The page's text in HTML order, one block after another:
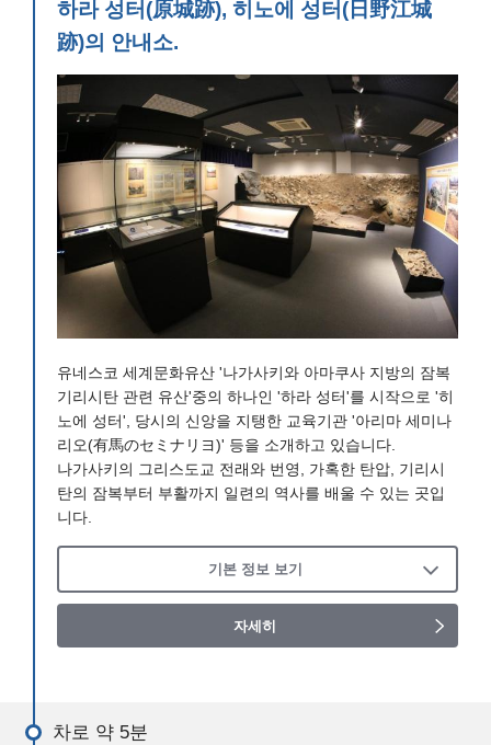
하라 성터(原城跡), 히노에 성터(日野江城
跡)의 안내소.
유네스코 세계문화유산 '나가사키와 아마쿠사 지방의 잠복
기리시탄 관련 유산'중의 하나인 '하라 성터'를 시작으로 '히
노에 성터', 당시의 신앙을 지탱한 교육기관 '아리마 세미나
리오(有馬のセミナリヨ)' 등을 소개하고 있습니다.
나가사키의 그리스도교 전래와 번영, 가혹한 탄압, 기리시
탄의 잠복부터 부활까지 일련의 역사를 배울 수 있는 곳입
니다.
기본 정보 보기
자세히
차로 약 5분